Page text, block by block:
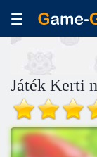
Játék Kerti